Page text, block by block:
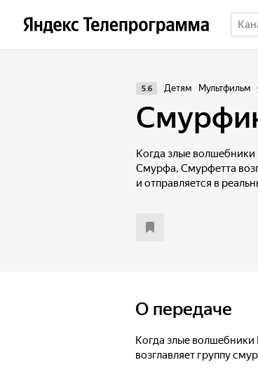
5.6 Детям Мультфильм
Когда злые
Смурфа, Смурфетта
и отправляется в
О передаче
Когда злые
возглавляет группу